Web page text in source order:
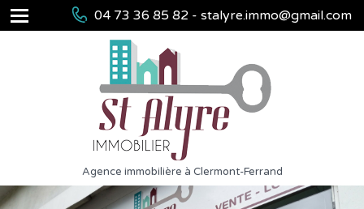
04 73 36 85 82 - stalyre.immo@gmail.com
Agence immobilière à Clermont-Ferrand